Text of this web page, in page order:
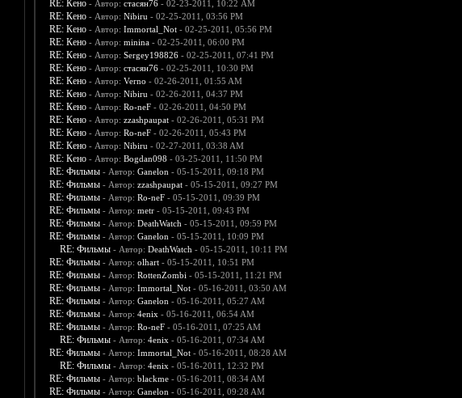
RE: Кено - Автор: стасян76- 02-23-2011, 10:22 AM
RE: Кено - Автор: Nibiru - 02-25-2011, 03:56 PM
RE: Кено - Автор: Immortal_Not- 02-25-2011, 05:56 PM
RE: Кено - Автор: minina- 02-25-2011, 06:00 PM
RE: Кено - Автор: Sergey198826- 02-25-2011, 07:41 PM
RE: Кено - Автор: стасян76- 02-25-2011, 10:30 PM
RE: Кено - Автор: Verno - 02-26-2011, 01:55 AM
RE: Кено - Автор: Nibiru - 02-26-2011, 04:37 PM
RE: Кено - Автор: Ro-neF- 02-26-2011, 04:50 PM
RE: Кено - Автор: zzashpaupat- 02-26-2011, 05:31 PM
RE: Кено - Автор: Ro-neF- 02-26-2011, 05:43 PM
RE: Кено - Автор: Nibiru - 02-27-2011, 03:38 AM
RE: Кено - Автор: Bogdan098 - 03-25-2011, 11:50 PM
RE: Фильмы - Автор: Ganelon - 05-15-2011, 09:18 PM
RE: Фильмы - Автор: zzashpaupat- 05-15-2011, 09:27 PM
RE: Фильмы - Автор: Ro-neF- 05-15-2011, 09:39 PM
RE: Фильмы - Автор: metr- 05-15-2011, 09:43 PM
RE: Фильмы - Автор: DeathWatch - 05-15-2011, 09:59 PM
RE: Фильмы - Автор: Ganelon - 05-15-2011, 10:09 PM
RE: Фильмы - Автор: DeathWatch - 05-15-2011, 10:11 PM
RE: Фильмы - Автор: olhart- 05-15-2011, 10:51 PM
RE: Фильмы - Автор: RottenZombi - 05-15-2011, 11:21 PM
RE: Фильмы - Автор: Immortal_Not- 05-16-2011, 03:50 AM
RE: Фильмы - Автор: Ganelon - 05-16-2011, 05:27 AM
RE: Фильмы - Автор: 4enix - 05-16-2011, 06:54 AM
RE: Фильмы - Автор: Ro-neF- 05-16-2011, 07:25 AM
RE: Фильмы - Автор: 4enix - 05-16-2011, 07:34 AM
RE: Фильмы - Автор: Immortal_Not- 05-16-2011, 08:28 AM
RE: Фильмы - Автор: 4enix - 05-16-2011, 12:32 PM
RE: Фильмы - Автор: blackme- 05-16-2011, 08:34 AM
RE: Фильмы - Автор: Ganelon - 05-16-2011, 09:28 AM